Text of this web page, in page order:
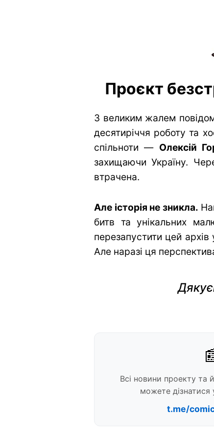
Проєкт
З великим жалем
десятиріччя роботу та
спільноти — Олексій
захищаючи Україну.
втрачена.
Але історія не зникла.
битв та унікальних
перезапустити цей
Але наразі ця
Всі новини проекту
можете дізнатися
t.me/